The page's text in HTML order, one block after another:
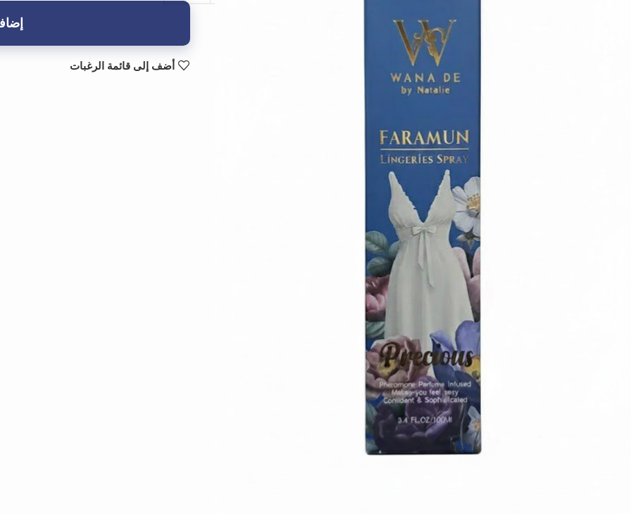
أضف إلى قائمة الرغبات